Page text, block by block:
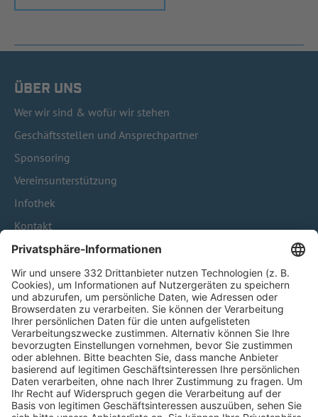
ÜBER UNS
Wer wir sind & wofür wir stehen
Geschäftsstellen und Ansprechpartner
Sponsoring
Vereinsunterstützung
Infothek
Kontakt
HÄUFIG BESUCHTE SEITEN
Pässe und Vereinswechsel
Trainerausbildung
Schulungsangebot Vereinsmitarbeiter
BFV-Geschäftsstellen
Trainerbörse
Login SpielPlus